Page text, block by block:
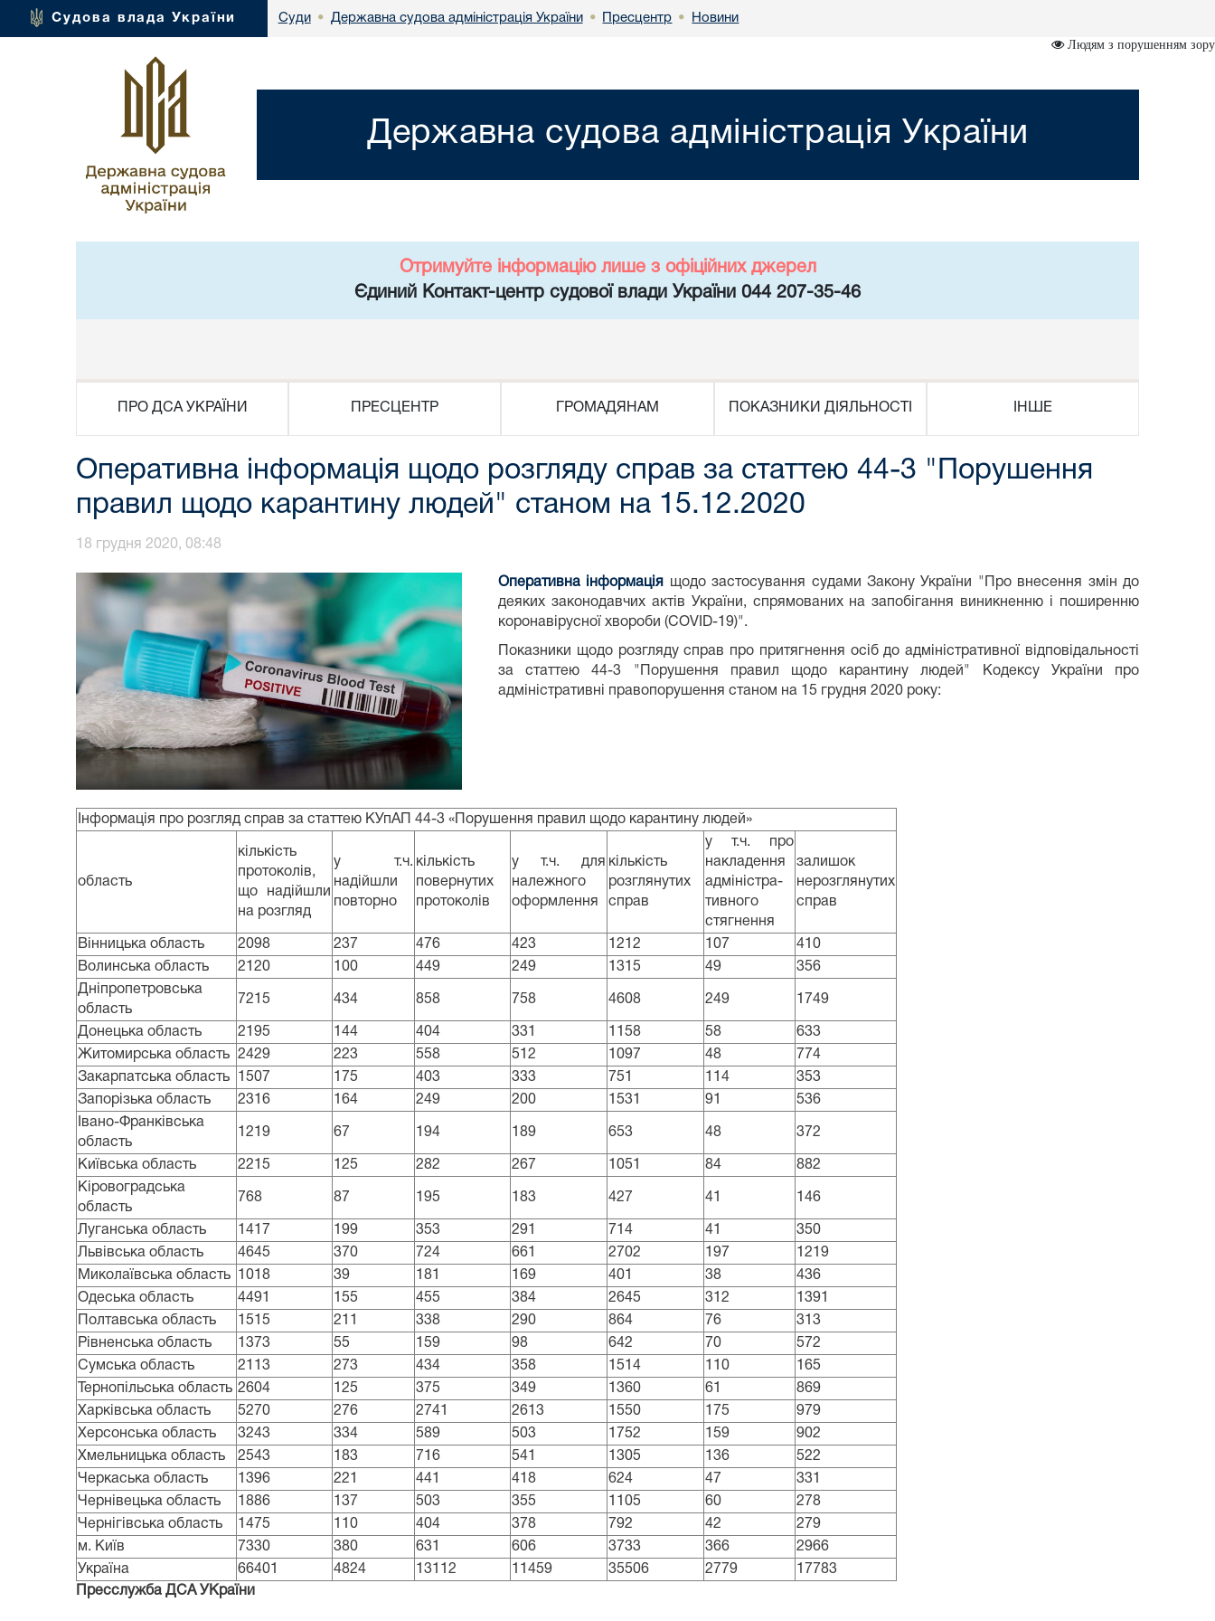
Судова влада України Суди • Державна судова адміністрація України • Пресцентр • Новини
Людям з порушенням зору
Державна судова адміністрація України
Отримуйте інформацію лише з офіційних джерел
Єдиний Контакт-центр судової влади України 044 207-35-46
ПРО ДСА УКРАЇНИ ПРЕСЦЕНТР ГРОМАДЯНАМ ПОКАЗНИКИ ДІЯЛЬНОСТІ ІНШЕ
Оперативна інформація щодо розгляду справ за статтею 44-3 "Порушення
правил щодо карантину людей" станом на 15.12.2020
18 грудня 2020, 08:48
Оперативна інформація
щодо застосування судами Закону України "Про внесення змін до
деяких законодавчих актів України, спрямованих на запобігання виникненню і поширенню
коронавірусної хвороби (COVID-19)".
Показники щодо розгляду справ про притягнення осіб до адміністративної відповідальності
за статтею 44-3 "Порушення правил щодо карантину людей" Кодексу України про
адміністративні правопорушення станом на 15 грудня 2020 року:
Інформація про розгляд справ за статтею КУпАП 44-3 «Порушення правил щодо карантину людей»
область
кількість
протоколів,
що надійшли
на розгляд
у т.ч.
надійшли
повторно
кількість
повернутих
протоколів
у т.ч. для
належного
оформлення
кількість
розглянутих
справ
у т.ч. про
накладення
адміністра-
тивного
стягнення
залишок
нерозглянутих
справ
Вінницька область 2098 237 476 423 1212 107
410
Волинська область
2120 100 449 249 1315 49
356
Дніпропетровська
область
7215 434 858 758 4608 249 1749
Донецька область 2195 144 404 331 1158 58
633
Житомирська область
2429 223 558 512 1097 48
774
Закарпатська область
1507 175 403 333 751 114
353
Запорізька область
2316 164 249 200 1531 91
536
Івано-Франківська
область
1219 67 194 189 653 48 372
Київська область 2215 125 282 267 1051 84
882
Кіровоградська
область
768 87 195 183 427 41 146
Луганська область 1417 199 353 291 714 41
350
Львівська область
4645 370 724 661 2702 197
1219
Миколаївська область
1018 39 181 169 401 38
436
Одеська область
4491 155 455 384 2645 312
1391
Полтавська область
1515 211 338 290 864 76
313
Рівненська область
1373 55 159 98 642 70
572
Сумська область
2113 273 434 358 1514 110
165
Тернопільська область 2604 125 375 349 1360 61
869
Харківська область
5270 276 2741 2613 1550 175
979
Херсонська область
3243 334 589 503 1752 159
902
Хмельницька область
2543 183 716 541 1305 136
522
Черкаська область
1396 221 441 418 624 47
331
Чернівецька область
1886 137 503 355 1105 60
278
Чернігівська область
1475 110 404 378 792 42
279
м. Київ
7330 380 631 606 3733 366
2966
Україна
66401 4824 13112 11459 35506 2779
17783
Пресслужба ДСА УКраїни